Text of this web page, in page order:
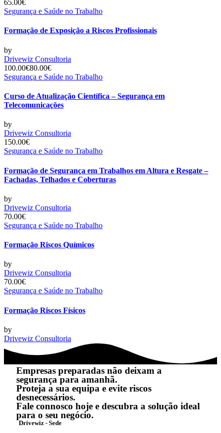
65.00€
Segurança e Saúde no Trabalho
Formação de Exposição a Riscos Profissionais
by
Drivewiz Consultoria
100.00€80.00€
Segurança e Saúde no Trabalho
Curso de Atualização Científica – Segurança em
Telecomunicações
by
Drivewiz Consultoria
150.00€
Segurança e Saúde no Trabalho
Formação de Segurança em Trabalhos em Altura e Resgate –
Fachadas, Telhados e Coberturas
by
Drivewiz Consultoria
70.00€
Segurança e Saúde no Trabalho
Formação Riscos Químicos
by
Drivewiz Consultoria
70.00€
Segurança e Saúde no Trabalho
Formação Riscos Físicos
by
Drivewiz Consultoria
Empresas preparadas não deixam a
segurança para amanhã.
Proteja a sua equipa e evite riscos
desnecessários.
Fale connosco hoje e descubra a solução ideal
para o seu negócio.
Drivewiz - Sede